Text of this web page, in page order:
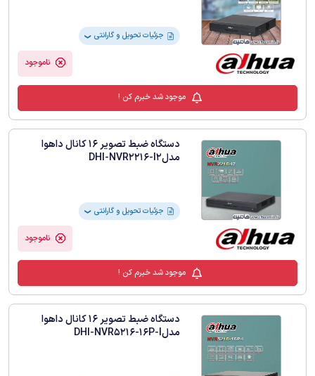
جزئیات تحویل و گارانتی ❯
ناموجود
موجود شد خبرم کن !
دستگاه ضبط تصویر 16 کانال داهوا
مدلDHI-NVR2216-I2
جزئیات تحویل و گارانتی ❯
ناموجود
موجود شد خبرم کن !
دستگاه ضبط تصویر 16 کانال داهوا
مدلDHI-NVR5216-16P-I